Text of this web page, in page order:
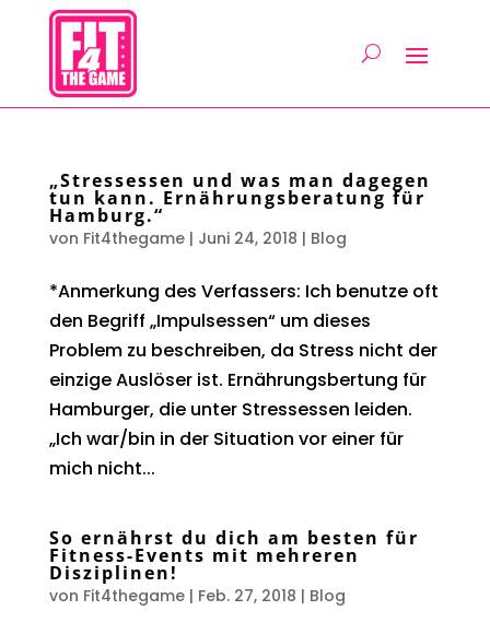
„Stressessen und was man dagegen
tun kann. Ernährungsberatung für
Hamburg.“
von Fit4thegame| Juni 24, 2018 | Blog
*Anmerkung des Verfassers: Ich benutze oft
den Begriff „Impulsessen“ um dieses
Problem zu beschreiben, da Stress nicht der
einzige Auslöser ist. Ernährungsbertung für
Hamburger, die unter Stressessen leiden.
„Ich war/bin in der Situation vor einer für
mich nicht...
So ernährst du dich am besten für
Fitness-Events mit mehreren
Disziplinen!
von Fit4thegame| Feb. 27, 2018 | Blog